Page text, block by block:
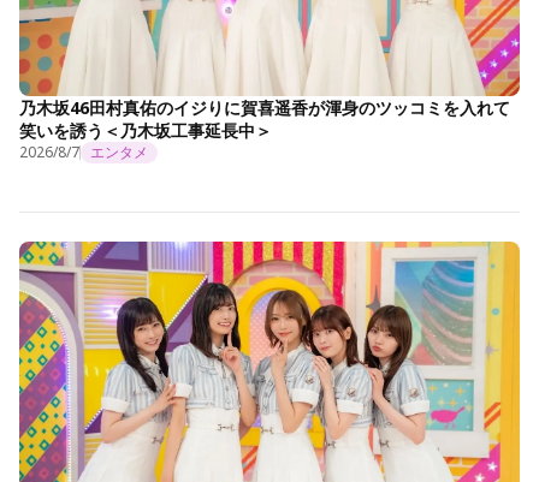
乃木坂46田村真佑のイジりに賀喜遥香が渾身のツッコミを入れて
笑いを誘う＜乃木坂工事延長中＞
2026/8/7 エンタメ